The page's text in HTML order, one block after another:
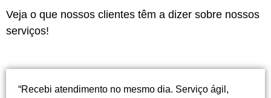
Veja o que nossos clientes têm a dizer sobre nossos
serviços!
“Recebi atendimento no mesmo dia. Serviço ágil,